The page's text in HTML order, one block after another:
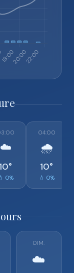
☁️
10°
0%
04:00
🌧️
10°
💧 0%
DIM.
☁️